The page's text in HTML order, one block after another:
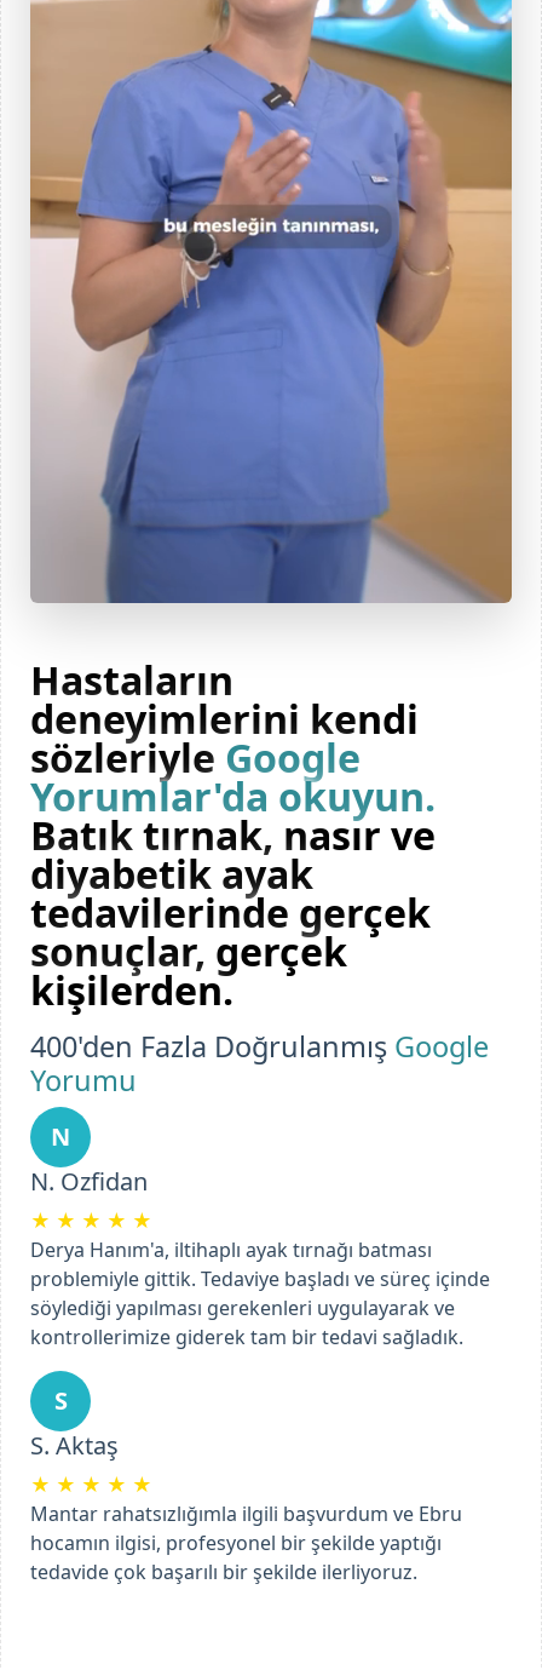
Hastaların
deneyimlerini kendi
sözleriyle Google
Yorumlar'da okuyun.
Batık tırnak, nasır ve
diyabetik ayak
tedavilerinde gerçek
sonuçlar, gerçek
kişilerden.
400'den Fazla Doğrulanmış Google
Yorumu
N
N. Ozfidan
★ ★ ★ ★ ★
Derya Hanım'a, iltihaplı ayak tırnağı batması
problemiyle gittik. Tedaviye başladı ve süreç içinde
söylediği yapılması gerekenleri uygulayarak ve
kontrollerimize giderek tam bir tedavi sağladık.
S
S. Aktaş
★ ★ ★ ★ ★
Mantar rahatsızlığımla ilgili başvurdum ve Ebru
hocamın ilgisi, profesyonel bir şekilde yaptığı
tedavide çok başarılı bir şekilde ilerliyoruz.
Previous